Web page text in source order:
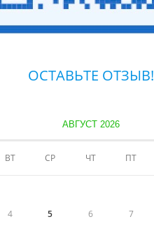
ОСТАВЬТЕ ОТЗЫВ!
АВГУСТ 2026
ВТ СР ЧТ ПТ
4 5 6 7